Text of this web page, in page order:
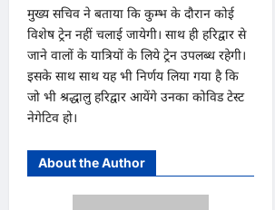
मुख्य सचिव ने बताया कि कुम्भ के दौरान कोई
विशेष ट्रेन नहीं चलाई जायेगी। साथ ही हरिद्वार से
जाने वालों के यात्रियों के लिये ट्रेन उपलब्ध रहेगी।
इसके साथ साथ यह भी निर्णय लिया गया है कि
जो भी श्रद्धालु हरिद्वार आयेंगे उनका कोविड टेस्ट
नेगेटिव हो।
About the Author